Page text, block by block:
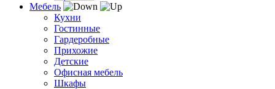
Мебель
Кухни
Гостинные
Гардеробные
Прихожие
Детские
Офисная мебель
Шкафы